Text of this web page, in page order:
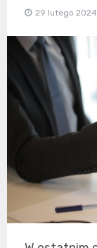
29 lutego 2024